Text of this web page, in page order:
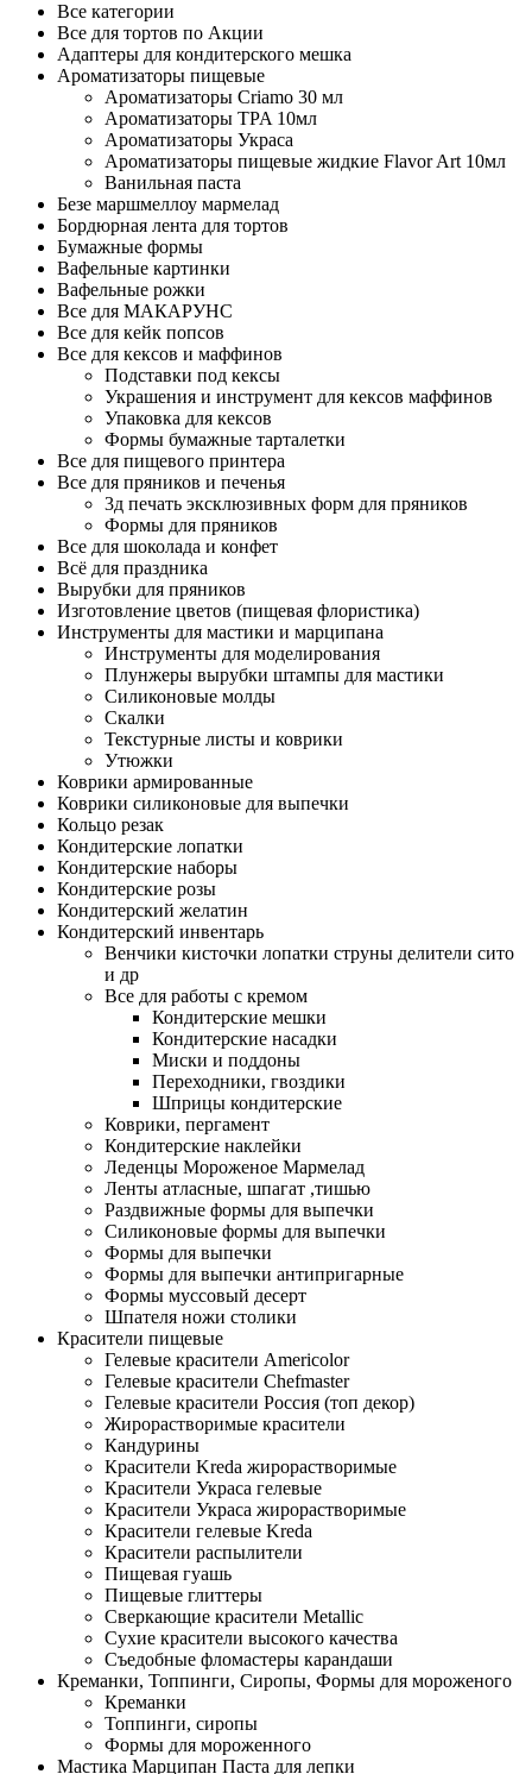
Все категории
Все для тортов по Акции
Адаптеры для кондитерского мешка
Ароматизаторы пищевые
Ароматизаторы Criamo 30 мл
Ароматизаторы TPA 10мл
Ароматизаторы Украса
Ароматизаторы пищевые жидкие Flavor Art 10мл
Ванильная паста
Безе маршмеллоу мармелад
Бордюрная лента для тортов
Бумажные формы
Вафельные картинки
Вафельные рожки
Все для МАКАРУНС
Все для кейк попсов
Все для кексов и маффинов
Подставки под кексы
Украшения и инструмент для кексов маффинов
Упаковка для кексов
Формы бумажные тарталетки
Все для пищевого принтера
Все для пряников и печенья
3д печать эксклюзивных форм для пряников
Формы для пряников
Все для шоколада и конфет
Всё для праздника
Вырубки для пряников
Изготовление цветов (пищевая флористика)
Инструменты для мастики и марципана
Инструменты для моделирования
Плунжеры вырубки штампы для мастики
Силиконовые молды
Скалки
Текстурные листы и коврики
Утюжки
Коврики армированные
Коврики силиконовые для выпечки
Кольцо резак
Кондитерские лопатки
Кондитерские наборы
Кондитерские розы
Кондитерский желатин
Кондитерский инвентарь
Венчики кисточки лопатки струны делители сито
и др
Все для работы с кремом
Кондитерские мешки
Кондитерские насадки
Миски и поддоны
Переходники, гвоздики
Шприцы кондитерские
Коврики, пергамент
Кондитерские наклейки
Леденцы Мороженое Мармелад
Ленты атласные, шпагат ,тишью
Раздвижные формы для выпечки
Силиконовые формы для выпечки
Формы для выпечки
Формы для выпечки антипригарные
Формы муссовый десерт
Шпателя ножи столики
Красители пищевые
Гелевые красители Americolor
Гелевые красители Chefmaster
Гелевые красители Россия (топ декор)
Жирорастворимые красители
Кандурины
Красители Kreda жирорастворимые
Красители Украса гелевые
Красители Украса жирорастворимые
Красители гелевые Kreda
Красители распылители
Пищевая гуашь
Пищевые глиттеры
Сверкающие красители Metallic
Сухие красители высокого качества
Съедобные фломастеры карандаши
Креманки, Топпинги, Сиропы, Формы для мороженого
Креманки
Топпинги, сиропы
Формы для мороженного
Мастика Марципан Паста для лепки